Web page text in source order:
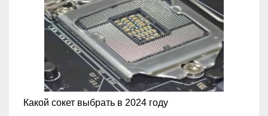
Какой сокет выбрать в 2024 году